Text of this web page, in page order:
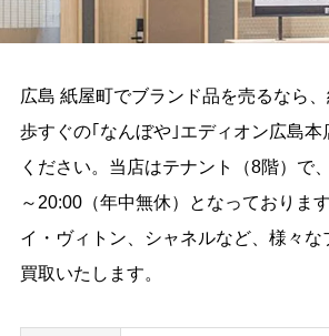
広島 紙屋町でブランド品を売るなら
歩すぐの｢なんぼや｣エディオン広島本
ください。当店はテナント（8階）で
～20:00（年中無休）となっておりま
イ・ヴィトン、シャネルなど、様々な
買取いたします。